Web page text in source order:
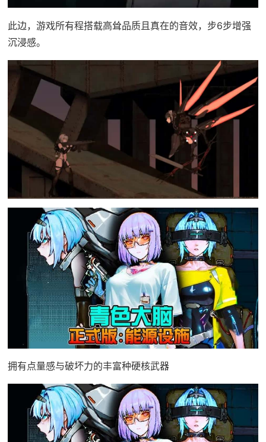
此边，游戏所有程搭载高耸品质且真在的音效，步6步增强
沉浸感。
拥有点量感与破坏力的丰富种硬核武器